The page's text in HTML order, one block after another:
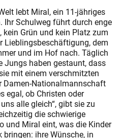
lebt Miral, ein 11-jähriges
Ihr Schulweg führt durch enge
kein Grün und kein Platz zum
Lieblingsbeschäftigung, dem
und im Hof nach. Täglich
Jungs haben gestaunt, dass
mit einem verschmitzten
Damen-Nationalmannschaft
egal, ob Christen oder
alle gleich“, gibt sie zu
die schwierige
und Miral eint, was die Kinder
ihre Wünsche, in